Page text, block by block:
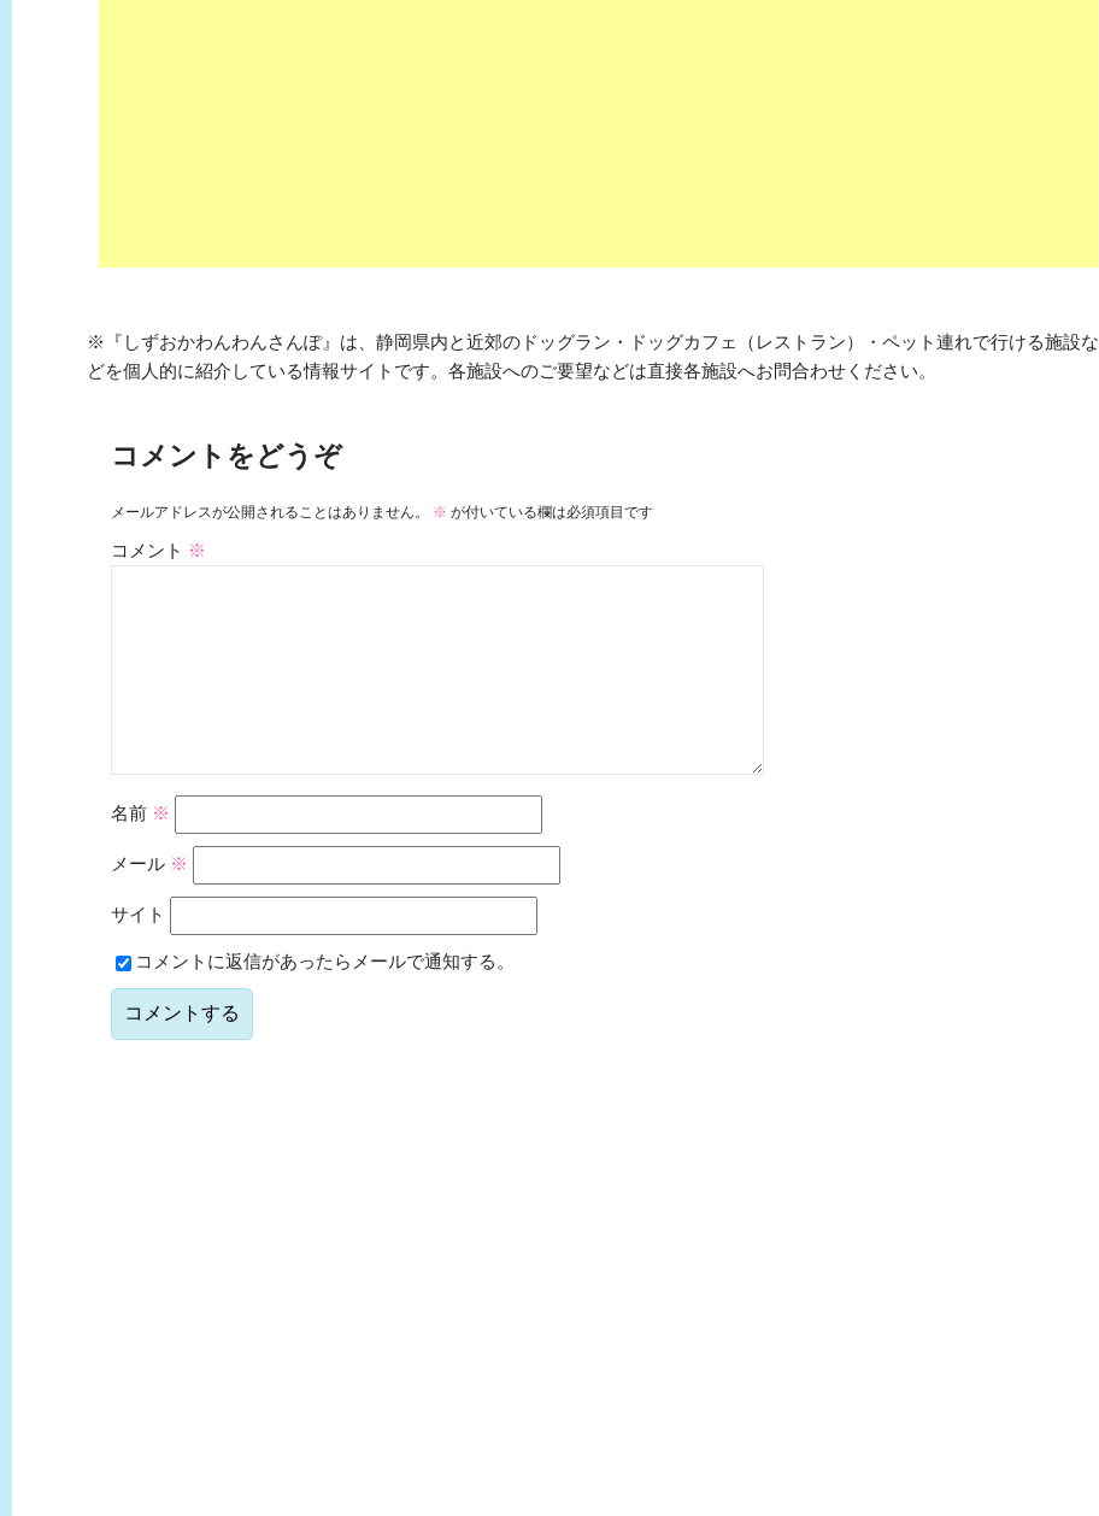
※『しずおかわんわんさんぽ』は、静岡県内と近郊のドッグラン・ドッグカフェ（レストラン）・ペット連れで行ける施設な
どを個人的に紹介している情報サイトです。各施設へのご要望などは直接各施設へお問合わせください。
コメントをどうぞ
メールアドレスが公開されることはありません。 ※ が付いている欄は必須項目です
コメント ※
名前 ※
メール ※
サイト
コメントに返信があったらメールで通知する。